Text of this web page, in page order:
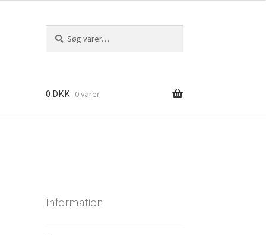
efter:
0 DKK 0 varer
Information